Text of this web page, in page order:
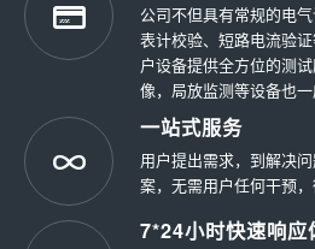
公司不但具有常规的电
表计校验、短路电流验
户设备提供全方位的测
像，局放监测等设备也一
一站式服务
用户提出需求，到解决
案，无需用户任何干预
7*24小时快速响应